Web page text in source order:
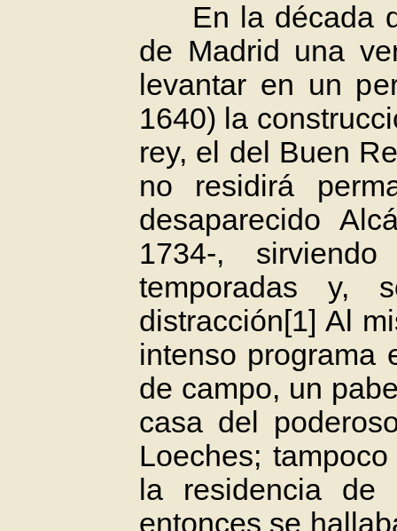
En la década
de Madrid una
levantar en un
1640) la
rey, el del Buen
no residirá
desaparecido
1734-,
temporadas y,
distracción[1] Al
intenso programa
de campo, un
casa del
Loeches;
la residencia
entonces se